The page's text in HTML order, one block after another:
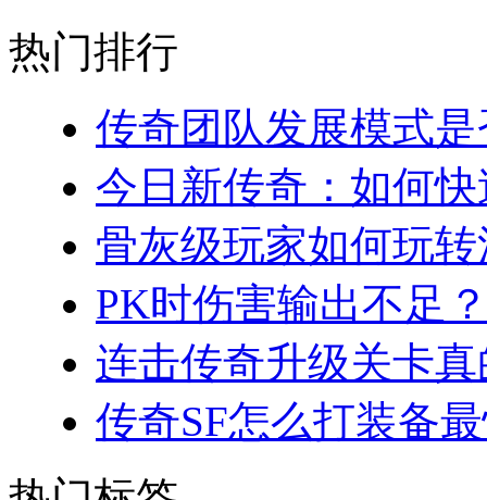
热门排行
传奇团队发展模式
今日新传奇：如何
骨灰级玩家如何玩
PK时伤害输出不足
连击传奇升级关卡
传奇SF怎么打装备